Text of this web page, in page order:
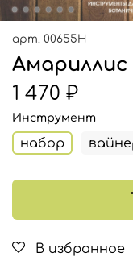
арт. 00655Н
1 470 ₽
Инструмент
набор
В избранное